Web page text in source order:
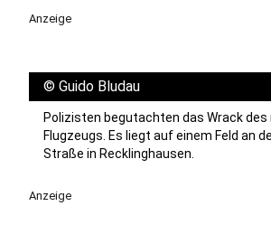
Anzeige
© Guido Bludau
Polizisten begutachten das Wrack
Flugzeugs. Es liegt auf einem Feld an
Straße in Recklinghausen.
Anzeige